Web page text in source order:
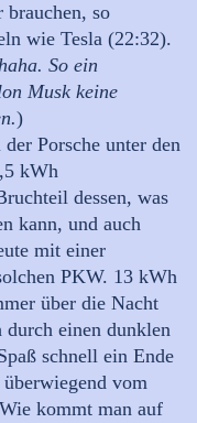
so
wie Tesla (22:32).
So ein
Musk keine
)
Porsche unter den
kWh
dessen, was
kann, und auch
mit einer
PKW. 13 kWh
über die Nacht
einen dunklen
schnell ein Ende
vom
kommt man auf